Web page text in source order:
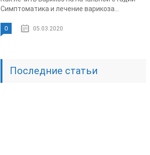
Симптоматика и лечение варикоза...
0 05.03.2020
Последние статьи